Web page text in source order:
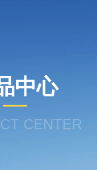
中心
CENTER